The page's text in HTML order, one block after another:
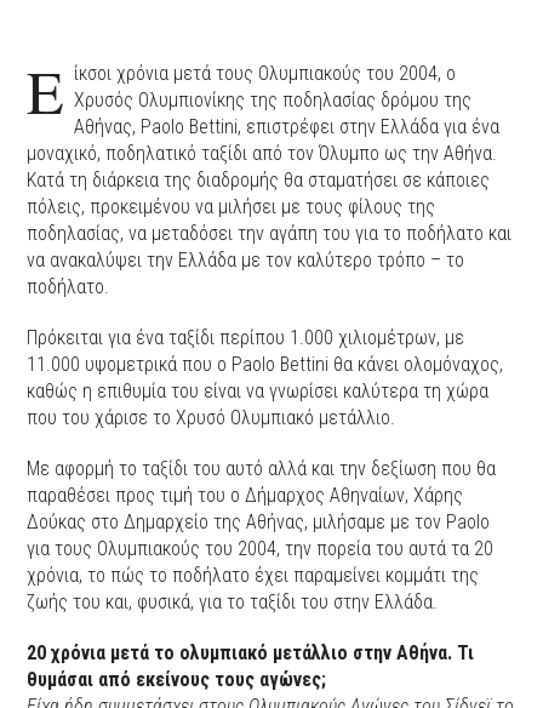
Ε ίκσοι χρόνια μετά τους Ολυμπιακούς του 2004, ο
Χρυσός Ολυμπιονίκης της ποδηλασίας δρόμου της
Αθήνας, Paolo Bettini, επιστρέφει στην Ελλάδα για ένα
μοναχικό, ποδηλατικό ταξίδι από τον Όλυμπο ως την Αθήνα.
Κατά τη διάρκεια της διαδρομής θα σταματήσει σε κάποιες
πόλεις, προκειμένου να μιλήσει με τους φίλους της
ποδηλασίας, να μεταδόσει την αγάπη του για το ποδήλατο και
να ανακαλύψει την Ελλάδα με τον καλύτερο τρόπο – το
ποδήλατο.
Πρόκειται για ένα ταξίδι περίπου 1.000 χιλιομέτρων, με
11.000 υψομετρικά που ο Paolo Bettini θα κάνει ολομόναχος,
καθώς η επιθυμία του είναι να γνωρίσει καλύτερα τη χώρα
που του χάρισε το Χρυσό Ολυμπιακό μετάλλιο.
Με αφορμή το ταξίδι του αυτό αλλά και την δεξίωση που θα
παραθέσει προς τιμή του ο Δήμαρχος Αθηναίων, Χάρης
Δούκας στο Δημαρχείο της Αθήνας, μιλήσαμε με τον Paolo
για τους Ολυμπιακούς του 2004, την πορεία του αυτά τα 20
χρόνια, το πώς το ποδήλατο έχει παραμείνει κομμάτι της
ζωής του και, φυσικά, για το ταξίδι του στην Ελλάδα.
20 χρόνια μετά το ολυμπιακό μετάλλιο στην Αθήνα. Τι
θυμάσαι από εκείνους τους αγώνες;